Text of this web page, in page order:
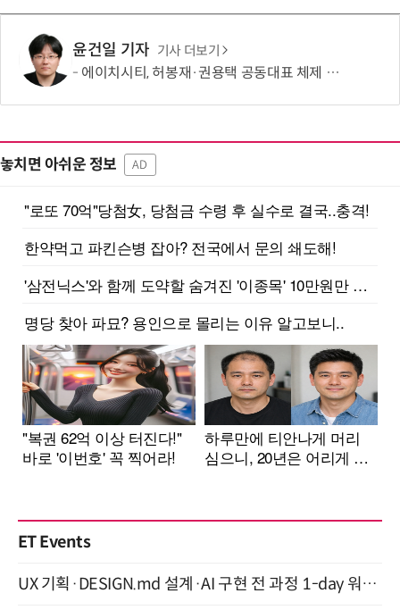
윤건일 기자 기사 더보기
에이치시티, 허봉재·권용택 공동대표 체제 출범…“미래전략산업·글로벌 시장 중심 성장”
놓치면 아쉬운 정보 AD
ET Events
UX 기획·DESIGN.md 설계·AI 구현 전 과정 1-day 워크숍 with Claude Code·Codex 9월 15일 개최